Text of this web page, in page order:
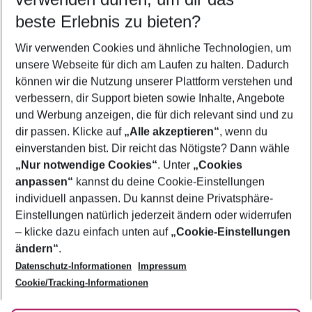
5-8 Nächte
2 Erwachsene Keine Kinder
Mehr Filter anzeigen
Footer
Footer navigation
Über uns
AGB
Bestpreisgarantie
Cookie-Einstellungen ändern
Cookie-Richtlinie
Agenturbetreuung
Barrierefreies Reisen
Folge uns
beste Erlebnis zu bieten?
Wir verwenden Cookies und ähnliche Technologien, um
unsere Webseite für dich am Laufen zu halten. Dadurch
können wir die Nutzung unserer Plattform verstehen und
verbessern, dir Support bieten sowie Inhalte, Angebote
und Werbung anzeigen, die für dich relevant sind und zu
dir passen. Klicke auf „Alle akzeptieren“, wenn du
einverstanden bist. Dir reicht das Nötigste? Dann wähle
„Nur notwendige Cookies“. Unter „Cookies
anpassen“ kannst du deine Cookie-Einstellungen
individuell anpassen. Du kannst deine Privatsphäre-
Einstellungen natürlich jederzeit ändern oder widerrufen
– klicke dazu einfach unten auf „Cookie-Einstellungen
ändern“.
Datenschutz-Informationen
Impressum
Cookie/Tracking-Informationen